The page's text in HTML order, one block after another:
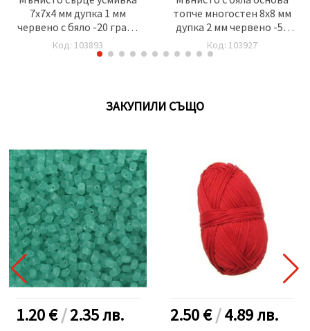
7x7x4 мм дупка 1 мм
червено с бяло -20 грама
~90 броя
Код: 103893
топче многостен 8x8 мм
дупка 2 мм червено -50
грама ~ 200 броя
Код: 103927
ЗАКУПИЛИ СЪЩО
1.20 €/2.35лв. 2.50 €/4.89лв.